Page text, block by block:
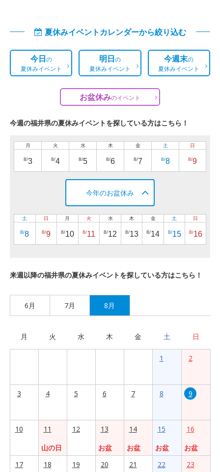
夏休みイベントカレンダーから絞り込む
今日の
夏休みイベント
明日の
夏休みイベント
今週末の
夏休みイベント
お盆休みのイベント
今週の福井県の夏休みイベントを探している方はこちら！
月
8/3
火
8/4
水
8/5
木
8/6
金
8/7
土
8/8
日
8/9
今年のお盆休み
土
8/8
日
8/9
月
8/10
火
8/11
水
8/12
木
8/13
金
8/14
土
8/15
日
8/16
来週以降の福井県の夏休みイベントを探している方はこちら！
6月 7月 8月
月 火 水 木 金 土 日
1 2
3 4 5 6 7 8 9
10
11
山の日
12
13
お盆
14
お盆
15
お盆
16
お盆
17
18 19 20 21 22 23